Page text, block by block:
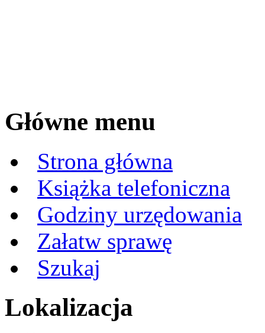
Główne menu
Strona główna
Książka telefoniczna
Godziny urzędowania
Załatw sprawę
Szukaj
Lokalizacja